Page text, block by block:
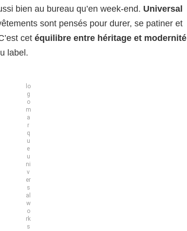
bien au bureau qu’en week-end. Universal
sont pensés pour durer, se patiner et
cet équilibre entre héritage et modernité
label.
lo
g
o
m
a
r
q
u
e
u
ni
v
er
s
al
w
o
rk
s